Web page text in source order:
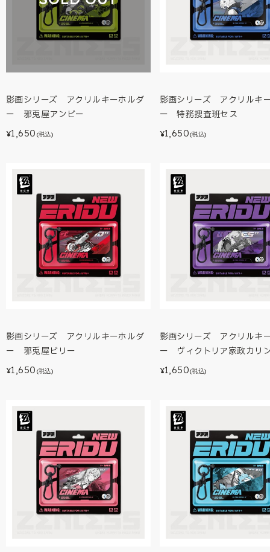
影画シリーズ アクリルキーホルダ
ー 邪兎屋アンビー
¥1,650 (税込)
影画シリーズ アクリルキ
ー 特務捜査班セス
¥1,650(税込)
影画シリーズ アクリルキーホルダ
ー 邪兎屋ビリー
¥1,650 (税込)
影画シリーズ アクリルキ
ー ヴィクトリア家政カリ
¥1,650(税込)